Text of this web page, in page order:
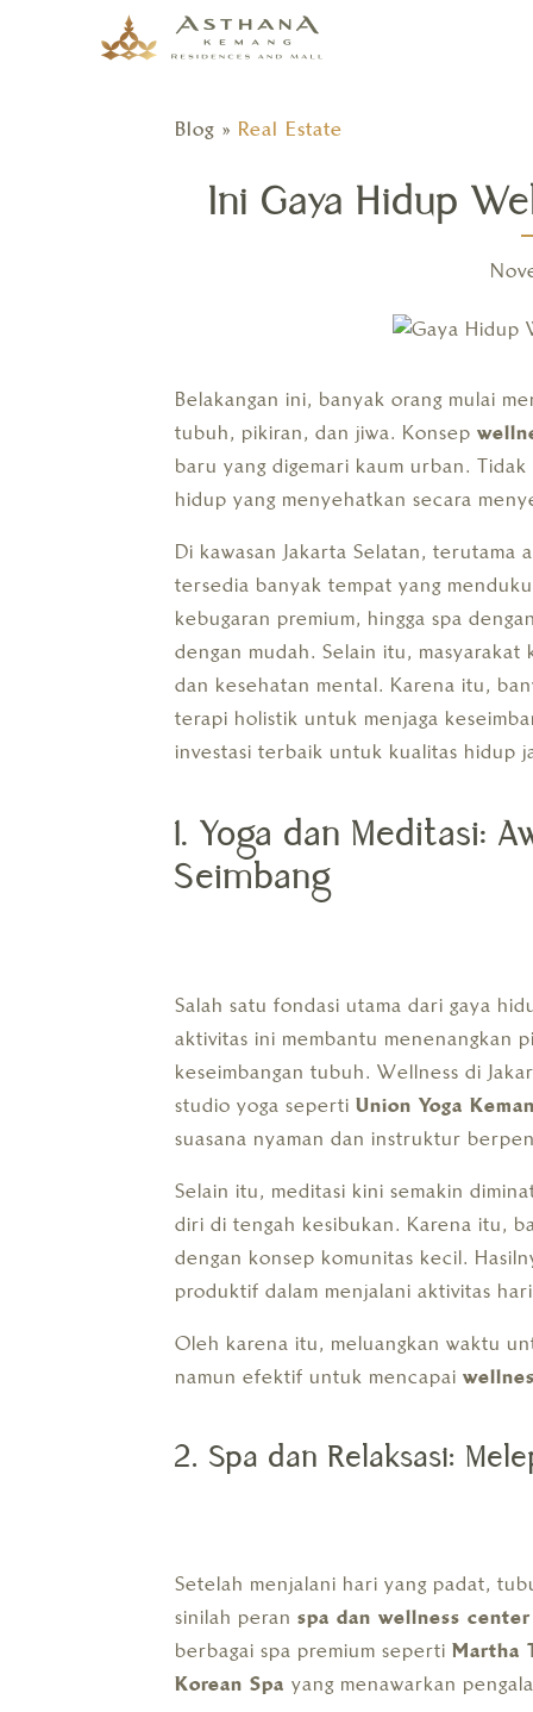
Blog » Real Estate
Ini Gaya Hidup
Belakangan ini, banyak orang mulai
tubuh, pikiran, dan jiwa. Konsep
baru yang digemari kaum urban.
hidup yang menyehatkan secara
Di kawasan Jakarta Selatan, terutama
tersedia banyak tempat yang
kebugaran premium, hingga spa
dengan mudah. Selain itu,
dan kesehatan mental. Karena itu,
terapi holistik untuk menjaga
investasi terbaik untuk kualitas hidup
1. Yoga dan Meditasi:
Seimbang
Salah satu fondasi utama dari gaya
aktivitas ini membantu menenangkan
keseimbangan tubuh. Wellness di
studio yoga seperti Union Yoga
suasana nyaman dan instruktur
Selain itu, meditasi kini semakin
diri di tengah kesibukan. Karena itu,
dengan konsep komunitas kecil.
produktif dalam menjalani aktivitas
Oleh karena itu, meluangkan waktu
namun efektif untuk mencapai
2. Spa dan Relaksasi:
Setelah menjalani hari yang padat,
sinilah peran spa dan wellness center
berbagai spa premium seperti Martha
Korean Spa yang menawarkan